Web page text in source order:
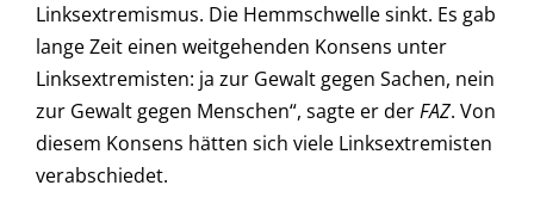
Linksextremismus. Die Hemmschwelle sinkt. Es gab
lange Zeit einen weitgehenden Konsens unter
Linksextremisten: ja zur Gewalt gegen Sachen, nein
zur Gewalt gegen Menschen“, sagte er derFAZ. Von
diesem Konsens hätten sich viele Linksextremisten
verabschiedet.